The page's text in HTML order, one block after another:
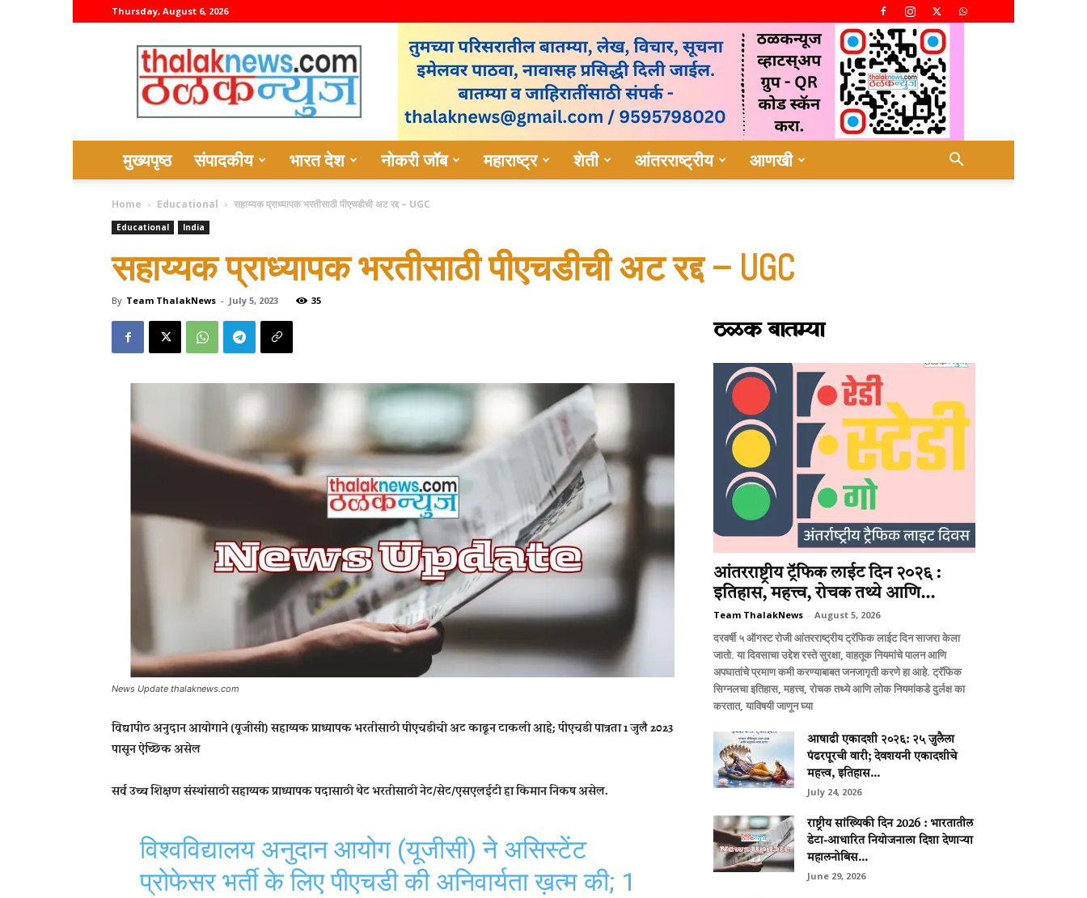
Thursday, August 6, 2026
thalaknews
मुख्यपृष्ठ संपादकीय भारत देश नोकरी जॉब महाराष्ट्र शेती आंतरराष्ट्रीय आणखी
Home Educational सहाय्यक प्राध्यापक भरतीसाठी पीएचडीची अट रद्द – UGC
Educational India
सहाय्यक प्राध्यापक भरतीसाठी पीएचडीची अट रद्द – UGC
By Team ThalakNews - July 5, 2023 35
News Update thalaknews.com
विद्यापीठ अनुदान आयोगाने (यूजीसी) सहाय्यक प्राध्यापक भरतीसाठी पीएचडीची अट काढून टाकली आहे; पीएचडी पात्रता 1 जुलै 2023
पासून ऐच्छिक असेल
सर्व उच्च शिक्षण संस्थांसाठी सहाय्यक प्राध्यापक पदासाठी थेट भरतीसाठी नेट/सेट/एसएलईटी हा किमान निकष असेल.
विश्वविद्यालय अनुदान आयोग (यूजीसी) ने असिस्‍टेंट
प्रोफेसर भर्ती के लिए पीएचडी की अनिवार्यता ख़त्म की; 1
ठळक बातम्या
आंतरराष्ट्रीय ट्रॅफिक लाईट दिन २०२६ :
इतिहास, महत्त्व, रोचक तथ्ये आणि...
Team ThalakNews - August 5, 2026
दरवर्षी ५ ऑगस्ट रोजी आंतरराष्ट्रीय ट्रॅफिक लाईट दिन साजरा केला
जातो. या दिवसाचा उद्देश रस्ते सुरक्षा, वाहतूक नियमांचे पालन आणि
अपघातांचे प्रमाण कमी करण्याबाबत जनजागृती करणे हा आहे. ट्रॅफिक
सिग्नलचा इतिहास, महत्त्व, रोचक तथ्ये आणि लोक नियमांकडे दुर्लक्ष का
करतात, याविषयी जाणून घ्या
आषाढी एकादशी २०२६: २५ जुलैला
पंढरपूरची वारी; देवशयनी एकादशीचे
महत्त्व, इतिहास...
July 24, 2026
राष्ट्रीय सांख्यिकी दिन 2026 : भारतातील
डेटा-आधारित नियोजनाला दिशा देणाऱ्या
महालनोबिस...
June 29, 2026